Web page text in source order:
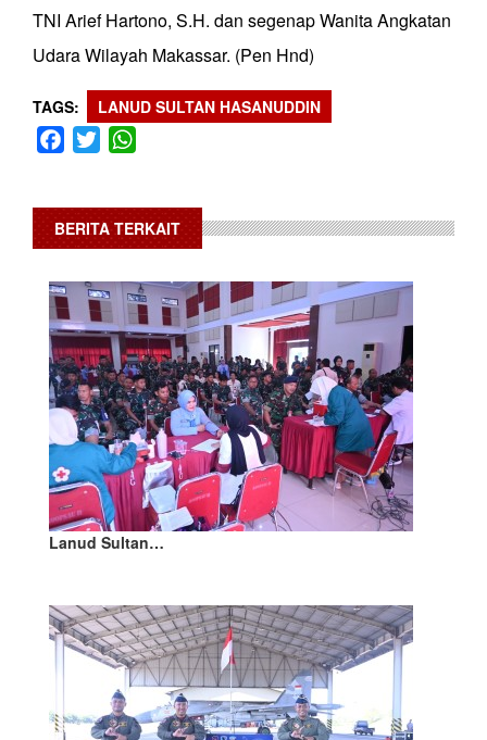
TNI Arief Hartono, S.H. dan segenap Wanita Angkatan
Udara Wilayah Makassar. (Pen Hnd)
TAGS LANUD SULTAN HASANUDDIN
Facebook
Twitter
BERITA TERKAIT
Lanud Sultan…